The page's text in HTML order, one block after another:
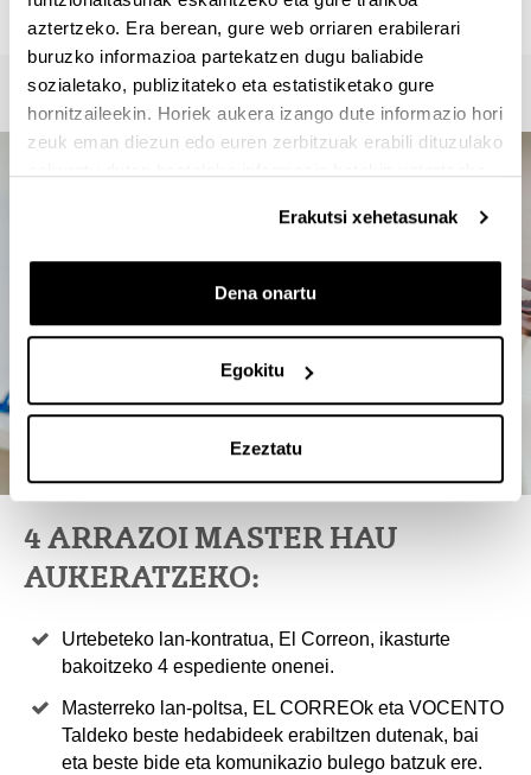
aztertzeko. Era berean, gure web orriaren erabilerari
buruzko informazioa partekatzen dugu baliabide
sozialetako, publizitateko eta estatistiketako gure
hornitzaileekin. Horiek aukera izango dute informazio hori
zeuk eman diezun edo euren zerbitzuak erabili dituzulako
Erakutsi xehetasunak
Dena onartu
Egokitu
Ezeztatu
4 ARRAZOI MASTER HAU
AUKERATZEKO:
Urtebeteko lan-kontratua, El Correon, ikasturte
bakoitzeko 4 espediente onenei.
Masterreko lan-poltsa, EL CORREOk eta VOCENTO
Taldeko beste hedabideek erabiltzen dutenak, bai
eta beste bide eta komunikazio bulego batzuk ere.